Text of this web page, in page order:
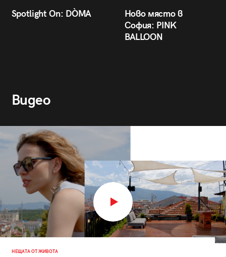
Spotlight On: DÒMA
Ново място в
София: PINK
BALLOON
Видео
НЕЩАТА ОТ ЖИВОТА